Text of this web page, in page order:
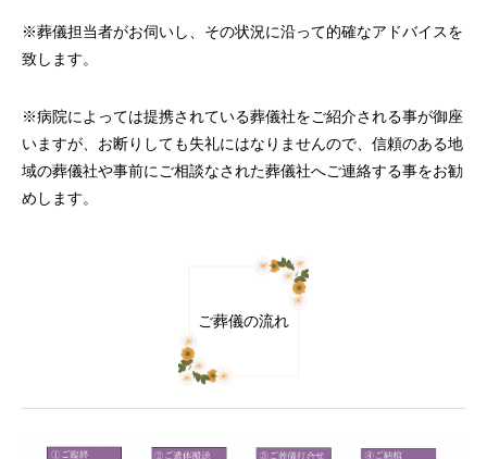
※葬儀担当者がお伺いし、その状況に沿って的確なアドバイスを
致します。
※病院によっては提携されている葬儀社をご紹介される事が御座
いますが、お断りしても失礼にはなりませんので、信頼のある地
域の葬儀社や事前にご相談なされた葬儀社へご連絡する事をお勧
めします。
ご葬儀の流れ